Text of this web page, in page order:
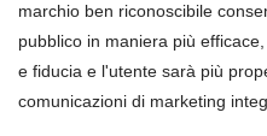
marchio ben riconoscibile
pubblico in maniera più
e fiducia e l'utente sarà più
comunicazioni di marketing